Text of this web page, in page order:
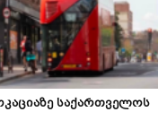
საქართველოს